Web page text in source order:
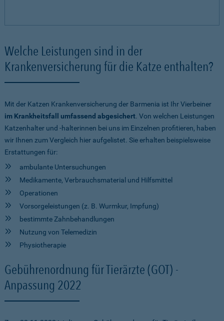
Welche Leistungen sind in der
Krankenversicherung für die Katze enthalten?
Mit der Katzen Krankenversicherung der Barmenia ist Ihr Vierbeiner
im Krankheitsfall umfassend abgesichert. Von welchen Leistungen
Katzenhalter und -halterinnen bei uns im Einzelnen profitieren, haben
wir Ihnen zum Vergleich hier aufgelistet. Sie erhalten beispielsweise
Erstattungen für:
ambulante Untersuchungen
Medikamente, Verbrauchsmaterial und Hilfsmittel
Operationen
Vorsorgeleistungen (z. B. Wurmkur, Impfung)
bestimmte Zahnbehandlungen
Nutzung von Telemedizin
Physiotherapie
Gebührenordnung für Tierärzte (GOT) -
Anpassung 2022